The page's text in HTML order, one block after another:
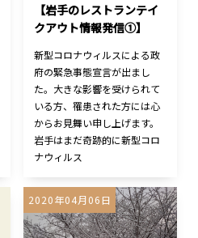
【岩手のレストランテイ
クアウト情報発信①】
新型コロナウィルスによる政
府の緊急事態宣言が出まし
た。大きな影響を受けられて
いる方、罹患された方には心
からお見舞い申し上げます。
岩手はまだ奇跡的に新型コロ
ナウィルス
2020年04月06日